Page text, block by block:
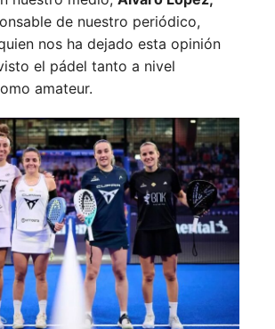
de nuestro periódico,
nos ha dejado esta opinión
el pádel tanto a nivel
amateur.